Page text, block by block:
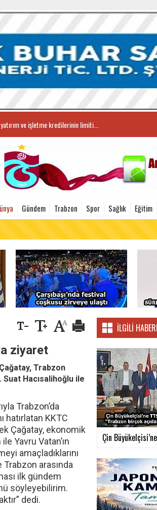
ve işletme kredilerinin limiti...
Gündem Trabzon Spor Sağlık Eğitim
ÜRETİCİLERİNE AĞUSTOS
ziyaret
Trabzon
Hacısalihoğlu ile
Trabzon’da
hatırlatan KKTC
Çağatay, ekonomik
Yavru Vatan’ın
amaçladıklarını
Trabzon arasında
ilk gündem
söyleyebilirim.
dedi.
İLGILI
Çin